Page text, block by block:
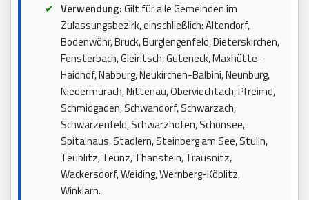
Verwendung:Gilt für alle Gemeinden im
Zulassungsbezirk, einschließlich: Altendorf,
Bodenwöhr, Bruck, Burglengenfeld, Dieterskirchen,
Fensterbach, Gleiritsch, Guteneck, Maxhütte-
Haidhof, Nabburg, Neukirchen-Balbini, Neunburg,
Niedermurach, Nittenau, Oberviechtach, Pfreimd,
Schmidgaden, Schwandorf, Schwarzach,
Schwarzenfeld, Schwarzhofen, Schönsee,
Spitalhaus, Stadlern, Steinberg am See, Stulln,
Teublitz, Teunz, Thanstein, Trausnitz,
Wackersdorf, Weiding, Wernberg-Köblitz,
Winklarn.